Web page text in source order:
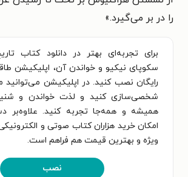
را در بر می‌گیرد.»
برای تجربه‌ای بهتر در دانلود کتاب
سکوپای نیکیو و خواندن آن، اپلیکیشن
رایگان نصب کنید. در اپلیکیشن می‌توانید
شخصی‌سازی کنید و لذت خواندن و
همیشه و همه‌جا تجربه کنید. علاوه‌بر
امکان خرید هزاران کتاب صوتی و
ویژه و بهترین قیمت هم فراهم است.
نصب